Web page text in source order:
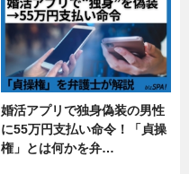
婚活アプリで独身偽装の男性
に55万円支払い命令！「貞操
権」とは何かを弁…